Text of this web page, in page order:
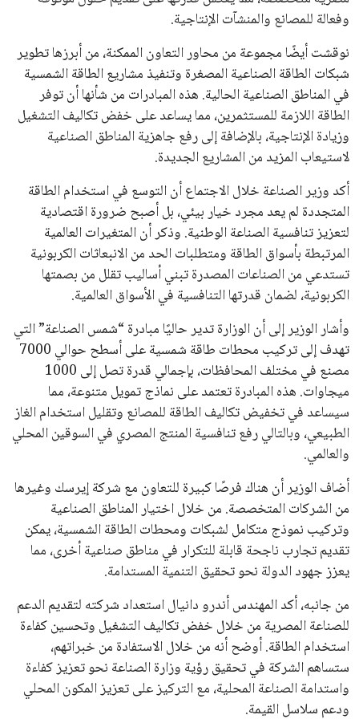
يبدو أن السويسري جياني إنفانتينو في طريقه للاحتفاظ بمنصبه
كرئيس للاتحاد الدولي لكرة القدم “فيفا” لفترة رابعة، بعد أن حصل
على تأييد واسع من أكثر من 200 اتحاد وطني من أصل 211 في
الجمعية العمومية. مما يعزز فرصته للفوز في الانتخابات المقررة عام
2027، ويجعله المرشح الأكثر حظًا حتى الآن.
هذا الدعم الواسع يأتي على الرغم من الانتقادات التي وجهت
لإنفانتينو في الآونة الأخيرة. حتى الآن، لم يتقدم أي مرشح منافس
في السباق الانتخابي، ولم تتمكن الأصوات المعارضة من التوصل إلى
اسم يوازن موقف إنفانتينو، قبل انتهاء فترة الترشح في نوفمبر
المقبل.
يعتمد إنفانتينو على قاعدة دعم قوية من الاتحادات القارية المختلفة،
بما في ذلك الاتحاد الأفريقي والآسيوي، بالإضافة إلى دعم غالبية
اتحادات أمريكا الجنوبية والكونكاكاف. وقد ساهمت مجموعة من
القرارات التي اتخذها في زيادة الموارد المالية لهذه الاتحادات، فضلاً
عن رفع عدد الفرق المشاركة في كأس العالم، وإطلاق بطولات دولية
جديدة تحت مظلة “فيفا”.
على الجانب الآخر، تتركز المعارضة بشكل ملحوظ داخل القارة
الأوروبية، حيث ارتفعت حدة الانتقادات الموجهة إلى إنفانتينو
بسبب التوسع المستمر في البطولات الدولية وأثر ذلك على الجدول
الزمني للمسابقات المحلية. وقد دعا رئيس رابطة الدوري الإسباني،
خافيير تيباس، إلى تنحّي إنفانتينو، معتبراً أن سياساته تضر بصناعة
كرة القدم وتزيد من ضغوط المباريات.